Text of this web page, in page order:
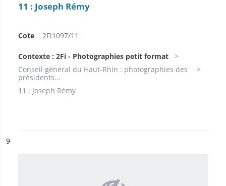
11 : Joseph Rémy
Cote 2Fi1097/11
Contexte : 2Fi - Photographies petit format
Conseil général du Haut-Rhin : photographies des
présidents...
11 : Joseph Rémy
n°
9